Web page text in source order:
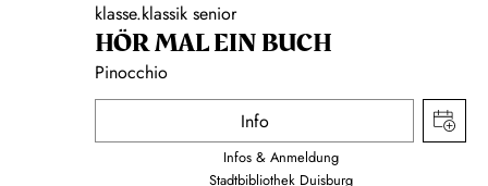
klasse.klassik senior
HÖR MAL EIN BUCH
Pinocchio
Info
Infos & Anmeldung
Stadtbibliothek Duisburg